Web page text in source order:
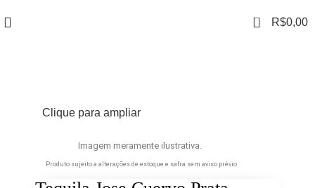
0 R$0,00
Clique para ampliar
Imagem meramente ilustrativa.
Produto sujeito a alterações de estoque e safra sem aviso prévio